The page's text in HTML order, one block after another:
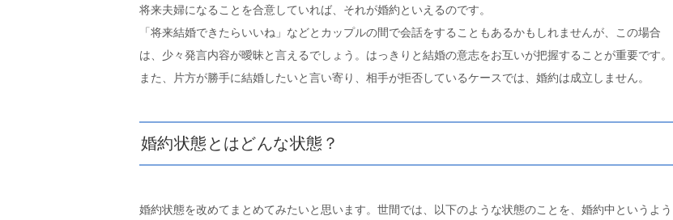
将来夫婦になることを合意していれば、それが婚約といえるのです。
「将来結婚できたらいいね」などとカップルの間で会話をすることもあるかもしれませんが、この場合
は、少々発言内容が曖昧と言えるでしょう。はっきりと結婚の意志をお互いが把握することが重要です。
また、片方が勝手に結婚したいと言い寄り、相手が拒否しているケースでは、婚約は成立しません。
婚約状態とはどんな状態？
婚約状態を改めてまとめてみたいと思います。世間では、以下のような状態のことを、婚約中というよう